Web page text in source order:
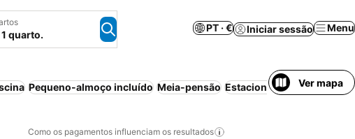
quarto.
PT · € Iniciar sessão Menu
Pequeno-almoço incluído Meia-pensão Estacionamento Ar
Ver mapa
Como os pagamentos influenciam os resultados